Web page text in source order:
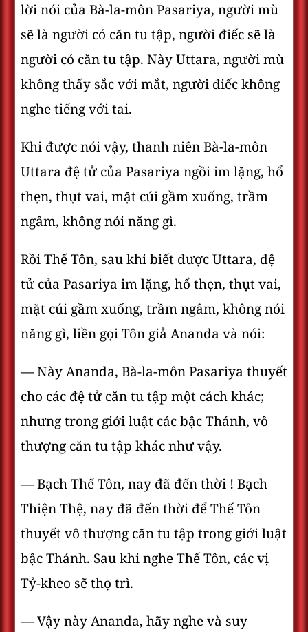
lời nói của Bà-la-môn Pasariya, người mù
sẽ là người có căn tu tập, người điếc sẽ là
người có căn tu tập. Này Uttara, người mù
không thấy sắc với mắt, người điếc không
nghe tiếng với tai.
Khi được nói vậy, thanh niên Bà-la-môn
Uttara đệ tử của Pasariya ngồi im lặng, hổ
thẹn, thụt vai, mặt cúi gầm xuống, trầm
ngâm, không nói năng gì.
Rồi Thế Tôn, sau khi biết được Uttara, đệ
tử của Pasariya im lặng, hổ thẹn, thụt vai,
mặt cúi gầm xuống, trầm ngâm, không nói
năng gì, liền gọi Tôn giả Ananda và nói:
— Này Ananda, Bà-la-môn Pasariya thuyết
cho các đệ tử căn tu tập một cách khác;
nhưng trong giới luật các bậc Thánh, vô
thượng căn tu tập khác như vậy.
— Bạch Thế Tôn, nay đã đến thời ! Bạch
Thiện Thệ, nay đã đến thời để Thế Tôn
thuyết vô thượng căn tu tập trong giới luật
bậc Thánh. Sau khi nghe Thế Tôn, các vị
Tỷ-kheo sẽ thọ trì.
— Vậy này Ananda, hãy nghe và suy